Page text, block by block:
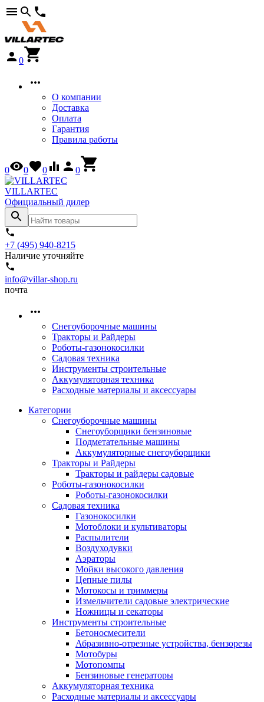
0
О компании
Доставка
Оплата
Гарантия
Правила работы
0 0 0 0
VILLARTEC
Официальный дилер
+7 (495) 940-8215
Наличие уточняйте
info@villar-shop.ru
почта
Снегоуборочные машины
Тракторы и Райдеры
Роботы-газонокосилки
Садовая техника
Инструменты строительные
Аккумуляторная техника
Расходные материалы и аксессуары
Категории
Снегоуборочные машины
Снегоуборщики бензиновые
Подметательные машины
Аккумуляторные снегоуборщики
Тракторы и Райдеры
Тракторы и райдеры садовые
Роботы-газонокосилки
Роботы-газонокосилки
Садовая техника
Газонокосилки
Мотоблоки и культиваторы
Распылители
Воздуходувки
Аэраторы
Мойки высокого давления
Цепные пилы
Мотокосы и триммеры
Измельчители садовые электрические
Ножницы и секаторы
Инструменты строительные
Бетоносмесители
Абразивно-отрезные устройства, бензорезы
Мотобуры
Мотопомпы
Бензиновые генераторы
Аккумуляторная техника
Расходные материалы и аксессуары